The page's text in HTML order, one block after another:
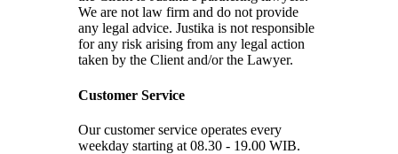
We are not law firm and do not provide
any legal advice. Justika is not responsible
for any risk arising from any legal action
taken by the Client and/or the Lawyer.
Customer Service
Our customer service operates every
weekday starting at 08.30 - 19.00 WIB.